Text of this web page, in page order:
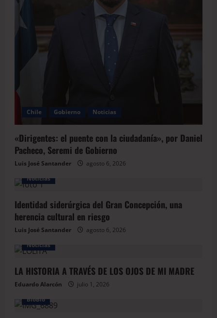
Chile Gobierno Noticias
«Dirigentes: el puente con la ciudadanía», por Daniel
Pacheco, Seremi de Gobierno
Luis José Santander
agosto 6, 2026
Noticias
Identidad siderúrgica del Gran Concepción, una
herencia cultural en riesgo
Luis José Santander
agosto 6, 2026
Noticias
LA HISTORIA A TRAVÉS DE LOS OJOS DE MI MADRE
Eduardo Alarcón
julio 1, 2026
BioBio